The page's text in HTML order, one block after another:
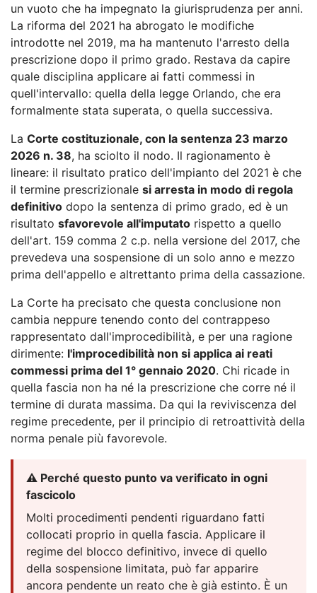
un vuoto che ha impegnato la giurisprudenza per anni.
La riforma del 2021 ha abrogato le modifiche
introdotte nel 2019, ma ha mantenuto l'arresto della
prescrizione dopo il primo grado. Restava da capire
quale disciplina applicare ai fatti commessi in
quell'intervallo: quella della legge Orlando, che era
formalmente stata superata, o quella successiva.
La Corte costituzionale, con la sentenza 23 marzo
2026 n. 38, ha sciolto il nodo. Il ragionamento è
lineare: il risultato pratico dell'impianto del 2021 è che
il termine prescrizionale si arresta in modo di regola
definitivo dopo la sentenza di primo grado, ed è un
risultato sfavorevole all'imputato rispetto a quello
dell'art. 159 comma 2 c.p. nella versione del 2017, che
prevedeva una sospensione di un solo anno e mezzo
prima dell'appello e altrettanto prima della cassazione.
La Corte ha precisato che questa conclusione non
cambia neppure tenendo conto del contrappeso
rappresentato dall'improcedibilità, e per una ragione
dirimente: l'improcedibilità non si applica ai reati
commessi prima del 1° gennaio 2020. Chi ricade in
quella fascia non ha né la prescrizione che corre né il
termine di durata massima. Da qui la reviviscenza del
regime precedente, per il principio di retroattività della
norma penale più favorevole.
⚠️ Perché questo punto va verificato in ogni
fascicolo
Molti procedimenti pendenti riguardano fatti
collocati proprio in quella fascia. Applicare il
regime del blocco definitivo, invece di quello
della sospensione limitata, può far apparire
ancora pendente un reato che è già estinto. È un